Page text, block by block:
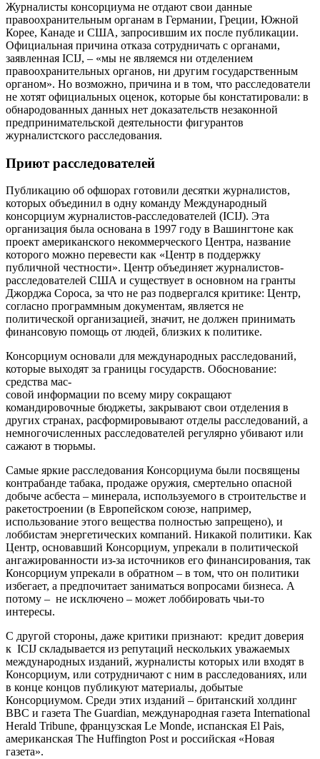
Журналисты консорциума не отдают свои данные
правоохранительным органам в Германии, Греции, Южной
Корее, Канаде и США, запросившим их после публикации.
Официальная причина отказа сотрудничать с органами,
заявленная ICIJ, – «мы не являемся ни отделением
правоохранительных органов, ни другим государственным
органом». Но возможно, причина и в том, что расследователи
не хотят официальных оценок, которые бы констатировали: в
обнародованных данных нет доказательств незаконной
предпринимательской деятельности фигурантов
журналистского расследования.
Приют расследователей
Публикацию об офшорах готовили десятки журналистов,
которых объединил в одну команду Международный
консорциум журналистов-расследователей (ICIJ). Эта
организация была основана в 1997 году в Вашингтоне как
проект американского некоммерческого Центра, название
которого можно перевести как «Центр в поддержку
публичной честности». Центр объединяет журналистов-
расследователей США и существует в основном на гранты
Джорджа Сороса, за что не раз подвергался критике: Центр,
согласно программным документам, является не
политической организацией, значит, не должен принимать
финансовую помощь от людей, близких к политике.
Консорциум основали для международных расследований,
которые выходят за границы государств. Обоснование:
средства мас-
совой информации по всему миру сокращают
командировочные бюджеты, закрывают свои отделения в
других странах, расформировывают отделы расследований, а
немногочисленных расследователей регулярно убивают или
сажают в тюрьмы.
Самые яркие расследования Консорциума были посвящены
контрабанде табака, продаже оружия, смертельно опасной
добыче асбеста – минерала, используемого в строительстве и
ракетостроении (в Европейском союзе, например,
использование этого вещества полностью запрещено), и
лоббистам энергетических компаний. Никакой политики. Как
Центр, основавший Консорциум, упрекали в политической
ангажированности из-за источников его финансирования, так
Консорциум упрекали в обратном – в том, что он политики
избегает, а предпочитает заниматься вопросами бизнеса. А
потому – не исключено – может лоббировать чьи-то
интересы.
С другой стороны, даже критики признают: кредит доверия
к ICIJ складывается из репутаций нескольких уважаемых
международных изданий, журналисты которых или входят в
Консорциум, или сотрудничают с ним в расследованиях, или
в конце концов публикуют материалы, добытые
Консорциумом. Среди этих изданий – британский холдинг
BBC и газета The Guardian, международная газета International
Herald Tribune, французская Le Monde, испанская El Pais,
американская The Huffington Post и российская «Новая
газета».